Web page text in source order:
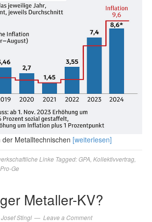
Metalltechnischen [weiterlesen]
Linke Tagged:GPA Kollektivvertrag
Pro-Ge
Metaller-KV?
Josef Stingl Leave a Comment